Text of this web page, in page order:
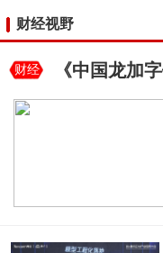
财经视野
财经 《中国龙加